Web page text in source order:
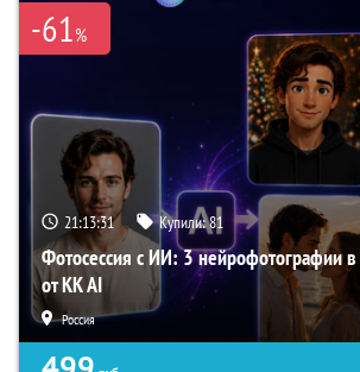
-61%
21:13:30 Купили:81
Фотосессия с ИИ: 3 нейрофотографии
от KK AI
Россия